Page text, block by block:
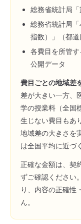
総務省統計局「
総務省統計局
指数）」（都道
各費目を所管
公開データ
費目ごとの地域差
差が大きい一方、
学の授業料（全国
生じない費目もあ
地域差の大きさを
は全国平均に近づ
正確な金額は、契
ずご確認ください
り、内容の正確性
ん。